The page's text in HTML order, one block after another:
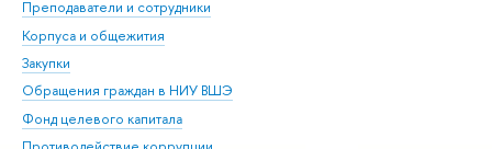
Преподаватели и сотрудники
Корпуса и общежития
Закупки
Обращения граждан в НИУ ВШЭ
Фонд целевого капитала